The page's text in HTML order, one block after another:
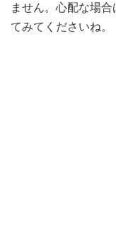
ません。心配な場
てみてくださいね。